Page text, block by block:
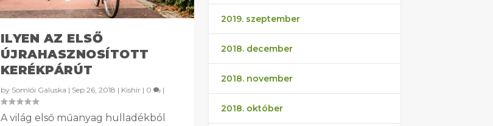
ILYEN AZ ELSŐ
ÚJRAHASZNOSÍTOTT
KERÉKPÁRÚT
by Somlói Galuska | Sep 26, 2018 | Kishír| 0 |
A világ első műanyag hulladékból
2019. szeptember
2018. december
2018. november
2018. október